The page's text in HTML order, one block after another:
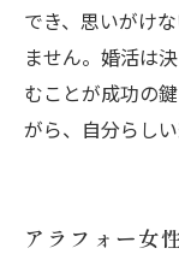
でき、思いがけ
ません。婚活は
むことが成功の
がら、自分らし
アラフォー女